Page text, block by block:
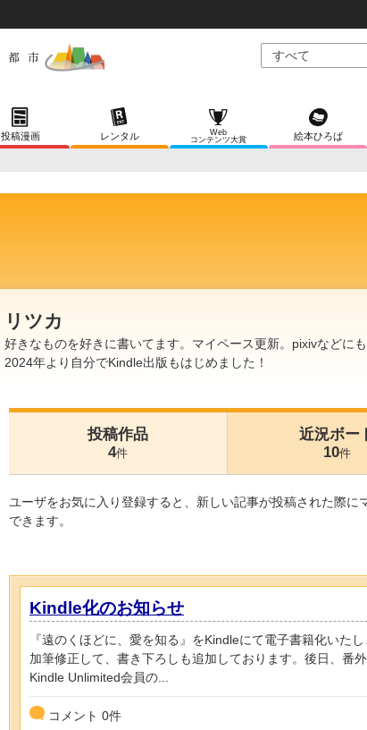
投稿漫画 レンタル
Web
コンテンツ大賞
絵本ひろば
リツカ
好きなものを好きに書いてます。マイペース更新。pixivなどにも
2024年より自分でKindle出版もはじめました！
投稿作品
4件
近況ボー
10件
ユーザをお気に入り登録すると、新しい記事が投稿された際
できます。
Kindle化のお知らせ
『遠のくほどに、愛を知る』をKindleにて電子書籍化いたし
加筆修正して、書き下ろしも追加しております。後日、番
Kindle Unlimited会員の...
コメント 0件